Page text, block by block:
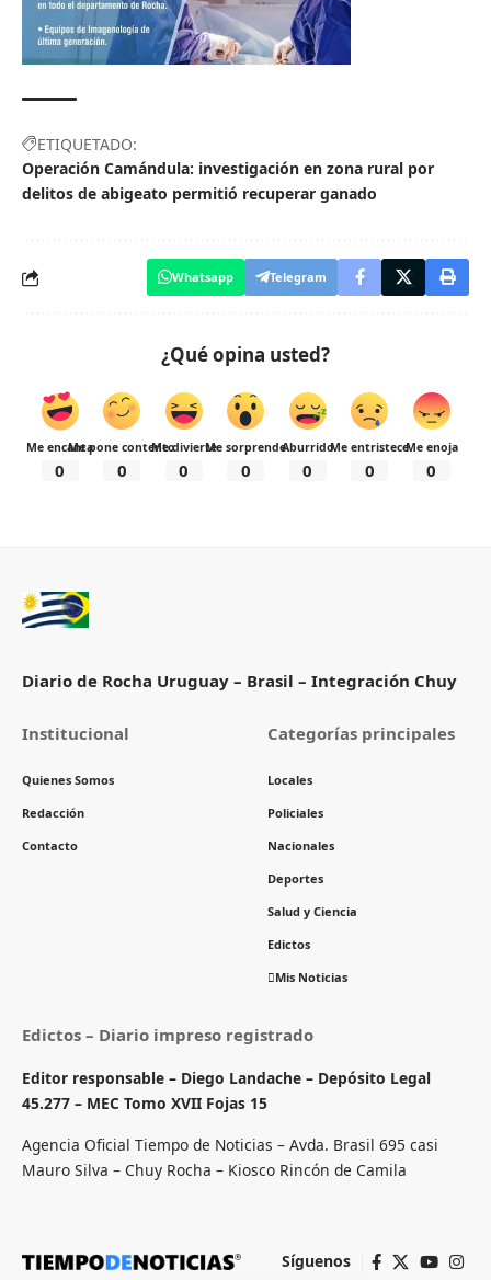
ETIQUETADO:
Operación Camándula: investigación en zona rural por
delitos de abigeato permitió recuperar ganado
Whatsapp Telegram
¿Qué opina usted?
Me encanta
0
Me pone contento
0
Me divierte
0
Me sorprende
0
Aburrido
0
Me entristece
0
Me enoja
0
Diario de Rocha Uruguay – Brasil – Integración Chuy
Institucional
Quienes Somos
Redacción
Contacto
Categorías principales
Locales
Policiales
Nacionales
Deportes
Salud y Ciencia
Edictos
Mis Noticias
Edictos – Diario impreso registrado
Editor responsable – Diego Landache – Depósito Legal
45.277 – MEC Tomo XVII Fojas 15
Agencia Oficial Tiempo de Noticias – Avda. Brasil 695 casi
Mauro Silva – Chuy Rocha – Kiosco Rincón de Camila
Síguenos